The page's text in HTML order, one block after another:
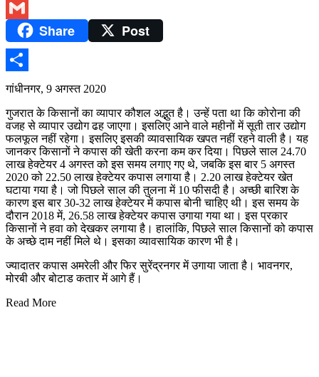
Twitter
Gmail Share Post
Share
गांधीनगर, 9 अगस्त 2020
गुजरात के किसानों का व्यापार कौशल अद्भुत है। उन्हें पता था कि कोरोना की
वजह से व्यापार उद्योग ढह जाएगा। इसलिए आने वाले महीनों में सूती तार उद्योग
फलफूल नहीं रहेगा। इसलिए इसकी व्यावसायिक खपत नहीं रहने वाली है। यह
जानकर किसानों ने कपास की खेती करना कम कर दिया। पिछले साल 24.70
लाख हेक्टेयर 4 अगस्त को इस समय लगाए गए थे, जबकि इस बार 5 अगस्त
2020 को 22.50 लाख हेक्टेयर कपास लगाया है। 2.20 लाख हेक्टेयर खेत
घटाया गया है। जो पिछले साल की तुलना में 10 फीसदी है। अच्छी बारिश के
कारण इस बार 30-32 लाख हेक्टेयर में कपास बोनी चाहिए थी। इस समय के
दौरान 2018 में, 26.58 लाख हेक्टेयर कपास उगाया गया था। इस प्रकार
किसानों ने हवा को देखकर लगाया है। हालांकि, पिछले साल किसानों को कपास
के अच्छे दाम नहीं मिले थे। इसका व्यावसायिक कारण भी है।
ज्यादातर कपास अमरेली और फिर सुरेंद्रनगर में उगाया जाता है। भावनगर,
मोरबी और बोटाड कतार में आगे हैं।
Read More